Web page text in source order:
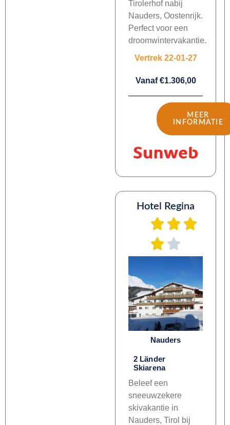
Tirolerhof nabij
Nauders, Oostenrijk.
Perfect voor een
droomwintervakantie.
Vertrek 22-01-27
Vanaf €1.306,00
MEER
INFORMATIE
Hotel Regina
Nauders
2 Länder
Skiarena
Beleef een
sneeuwzekere
skivakantie in
Nauders, Tirol bij